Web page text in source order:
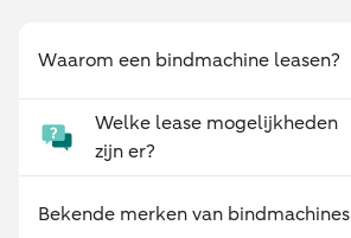
Waarom een bindmachine leasen?
Welke lease mogelijkheden
zijn er?
Bekende merken van bindmachines